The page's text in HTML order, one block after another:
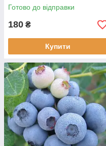
Готово до відправки
180 ₴
Купити